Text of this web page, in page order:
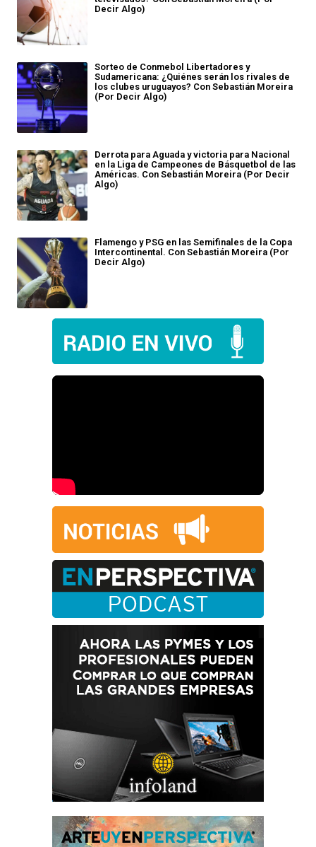
Decir Algo)
Sorteo de Conmebol Libertadores y
Sudamericana: ¿Quiénes serán los rivales de
los clubes uruguayos? Con Sebastián Moreira
(Por Decir Algo)
Derrota para Aguada y victoria para Nacional
en la Liga de Campeones de Básquetbol de las
Américas. Con Sebastián Moreira (Por Decir
Algo)
Flamengo y PSG en las Semifinales de la Copa
Intercontinental. Con Sebastián Moreira (Por
Decir Algo)